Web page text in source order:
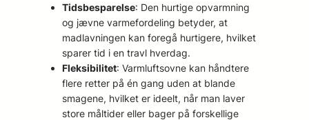
Tidsbesparelse: Den hurtige opvarmning
og jævne varmefordeling betyder, at
madlavningen kan foregå hurtigere, hvilket
sparer tid i en travl hverdag.
Fleksibilitet: Varmluftsovne kan håndtere
flere retter på én gang uden at blande
smagene, hvilket er ideelt, når man laver
store måltider eller bager på forskellige